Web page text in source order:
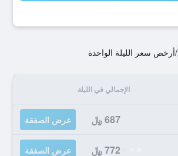
/أرخص سعر الليلة الواحدة
الإجمالي في الليلة
687 ﷼ عرض الصفقة
772 ﷼ عرض الصفقة